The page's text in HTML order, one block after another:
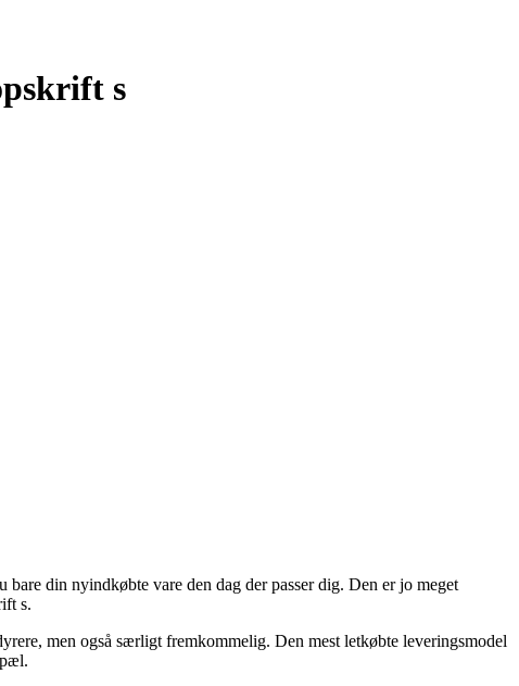
s
din nyindkøbte vare den dag der passer dig. Den er jo meget
s.
men også særligt fremkommelig. Den mest letkøbte leveringsmodel